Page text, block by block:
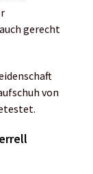
gerecht
von